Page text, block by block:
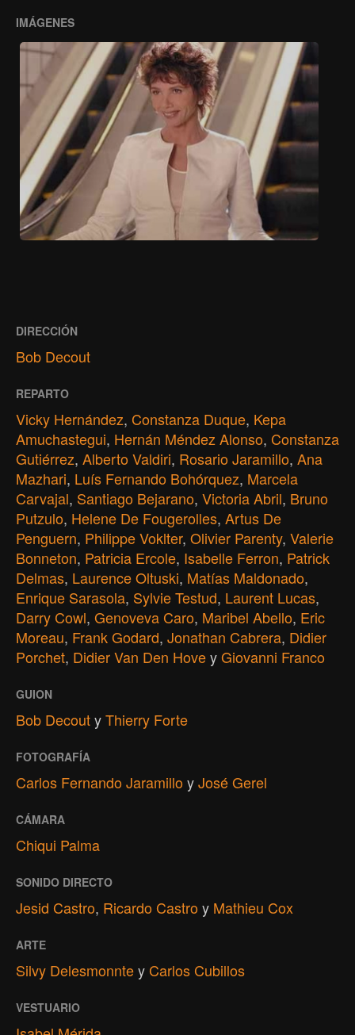
IMÁGENES
DIRECCIÓN
Bob Decout
REPARTO
Vicky Hernández, Constanza Duque, Kepa
Amuchastegui, Hernán Méndez Alonso, Constanza
Gutiérrez, Alberto Valdiri, Rosario Jaramillo, Ana
Mazhari, Luís Fernando Bohórquez, Marcela
Carvajal, Santiago Bejarano, Victoria Abril, Bruno
Putzulo, Helene De Fougerolles, Artus De
Penguern, Philippe Voklter, Olivier Parenty, Valerie
Bonneton, Patricia Ercole, Isabelle Ferron, Patrick
Delmas, Laurence Oltuski, Matías Maldonado,
Enrique Sarasola, Sylvie Testud, Laurent Lucas,
Darry Cowl, Genoveva Caro, Maribel Abello, Eric
Moreau, Frank Godard, Jonathan Cabrera, Didier
Porchet, Didier Van Den HoveyGiovanni Franco
GUION
Bob DecoutyThierry Forte
FOTOGRAFÍA
Carlos Fernando JaramilloyJosé Gerel
CÁMARA
Chiqui Palma
SONIDO DIRECTO
Jesid Castro, Ricardo Castroy Mathieu Cox
ARTE
Silvy Delesmonntey Carlos Cubillos
VESTUARIO